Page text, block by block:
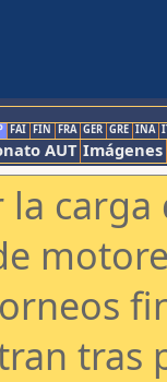
FAI FIN FRA GER GRE INA
AUT Imágenes
la
tras